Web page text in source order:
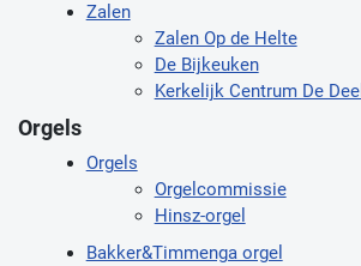
Zalen
Zalen Op de Helte
De Bijkeuken
Kerkelijk Centrum De Deel
Orgels
Orgels
Orgelcommissie
Hinsz-orgel
Bakker&Timmenga orgel